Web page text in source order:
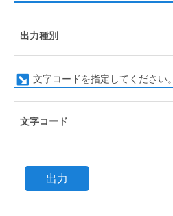
出力種別
文字コードを指定してください。
文字コード